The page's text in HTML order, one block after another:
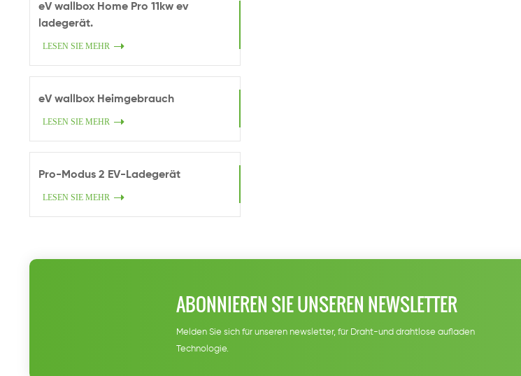
eV wallbox Home Pro 11kw ev
ladegerät.
LESEN SIE MEHR
eV wallbox Heimgebrauch
LESEN SIE MEHR
Pro-Modus 2 EV-Ladegerät
LESEN SIE MEHR
ABONNIEREN SIE UNSEREN NEWSLETTER
Melden Sie sich für unseren newsletter, für Draht-und drahtlose aufladen
Technologie.